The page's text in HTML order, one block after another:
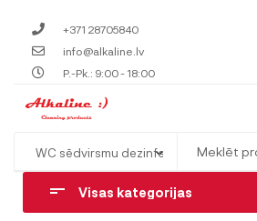
+371 28705840
info@alkaline.lv
P.-Pk.: 9:00 - 18:00
Visas kategorijas